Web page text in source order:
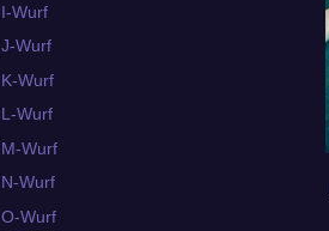
I-Wurf
J-Wurf
K-Wurf
L-Wurf
M-Wurf
N-Wurf
O-Wurf